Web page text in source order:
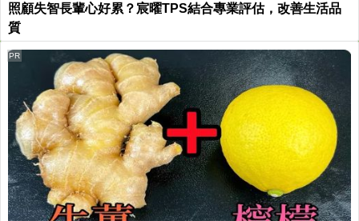
照顧失智長輩心好累？宸曜TPS結合專業評估，改善生活品
質
PR